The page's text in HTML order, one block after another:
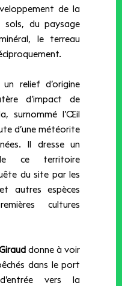
de la
sols, du paysage
le terreau
relief d’origine
d’impact de
surnommé l’Œil
d’une météorite
Il dresse un
ce territoire
du site par les
autres espèces
cultures
donne à voir
dans le port
vers la